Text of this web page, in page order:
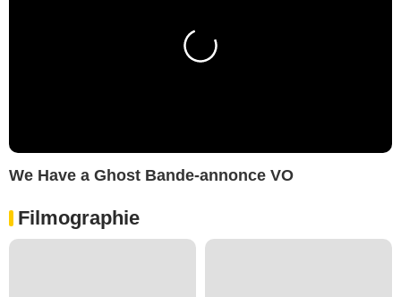
We Have a Ghost Bande-annonce VO
Filmographie